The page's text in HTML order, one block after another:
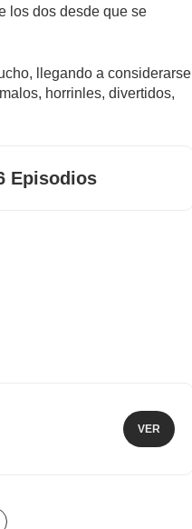
los dos desde que se
llegando a considerarse
horrinles, divertidos,
Episodios
VER